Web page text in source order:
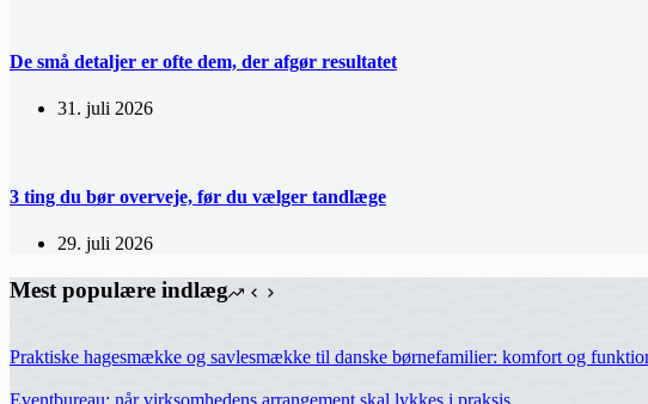
De små detaljer er ofte dem, der afgør resultatet
31. juli 2026
3 ting du bør overveje, før du vælger tandlæge
29. juli 2026
Mest populære indlæg
Praktiske hagesmække og savlesmække til danske børnefamilier: komfort og